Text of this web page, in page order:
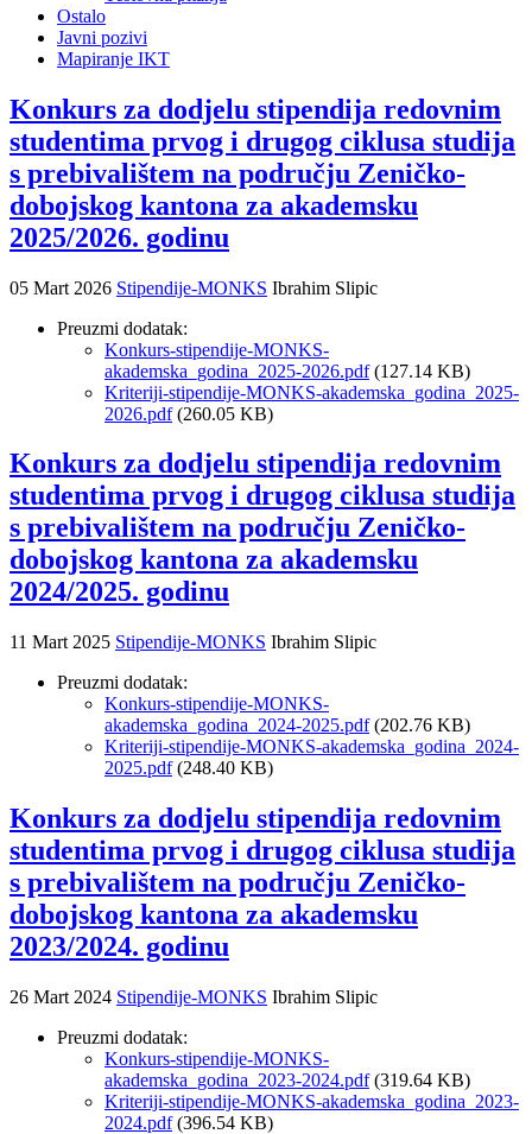
Ostalo
Javni pozivi
Mapiranje IKT
Konkurs za dodjelu stipendija redovnim
studentima prvog i drugog ciklusa studija
s prebivalištem na području Zeničko-
dobojskog kantona za akademsku
2025/2026. godinu
05 Mart 2026 Stipendije-MONKS Ibrahim Slipic
Preuzmi dodatak:
Konkurs-stipendije-MONKS-
akademska_godina_2025-2026.pdf(127.14 KB)
Kriteriji-stipendije-MONKS-akademska_godina_2025-
2026.pdf(260.05 KB)
Konkurs za dodjelu stipendija redovnim
studentima prvog i drugog ciklusa studija
s prebivalištem na području Zeničko-
dobojskog kantona za akademsku
2024/2025. godinu
11 Mart 2025 Stipendije-MONKS Ibrahim Slipic
Preuzmi dodatak:
Konkurs-stipendije-MONKS-
akademska_godina_2024-2025.pdf(202.76 KB)
Kriteriji-stipendije-MONKS-akademska_godina_2024-
2025.pdf(248.40 KB)
Konkurs za dodjelu stipendija redovnim
studentima prvog i drugog ciklusa studija
s prebivalištem na području Zeničko-
dobojskog kantona za akademsku
2023/2024. godinu
26 Mart 2024 Stipendije-MONKS Ibrahim Slipic
Preuzmi dodatak:
Konkurs-stipendije-MONKS-
akademska_godina_2023-2024.pdf(319.64 KB)
Kriteriji-stipendije-MONKS-akademska_godina_2023-
2024.pdf(396.54 KB)